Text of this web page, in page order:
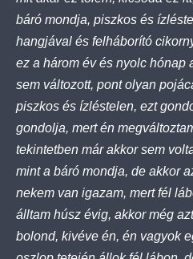
báró mondja, piszkos és
hangjával és felháborító
ez a három év és nyolc hónap
sem változott, pont olyan
piszkos és ízléstelen, ezt
gondolja, mert én
tekintetben már akkor sem
mint a báró mondja, de akkor
nekem van igazam, mert fél
álltam húsz évig, akkor még
bolond, kivéve én, én vagyok